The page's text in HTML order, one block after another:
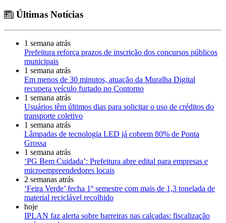
Últimas Notícias
1 semana atrás
Prefeitura reforça prazos de inscrição dos concursos públicos
municipais
1 semana atrás
Em menos de 30 minutos, atuação da Muralha Digital
recupera veículo furtado no Contorno
1 semana atrás
Usuários têm últimos dias para solicitar o uso de créditos do
transporte coletivo
1 semana atrás
Lâmpadas de tecnologia LED já cobrem 80% de Ponta
Grossa
1 semana atrás
‘PG Bem Cuidada’: Prefeitura abre edital para empresas e
microempreendedores locais
2 semanas atrás
‘Feira Verde’ fecha 1º semestre com mais de 1,3 tonelada de
material reciclável recolhido
hoje
IPLAN faz alerta sobre barreiras nas calçadas: fiscalização